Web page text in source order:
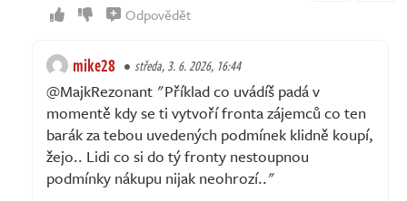
Odpovědět
mike28 středa, 3. 6. 2026, 16:44
@MajkRezonant "Příklad co uvádíš padá v
momentě kdy se ti vytvoří fronta zájemců co ten
barák za tebou uvedených podmínek klidně koupí,
žejo.. Lidi co si do tý fronty nestoupnou
podmínky nákupu nijak neohrozí.."